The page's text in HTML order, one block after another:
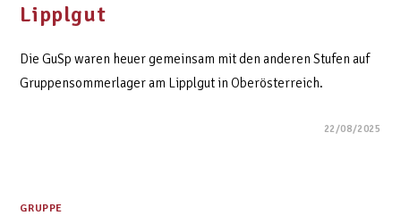
Lipplgut
Die GuSp waren heuer gemeinsam mit den anderen Stufen auf
Gruppensommerlager am Lipplgut in Oberösterreich.
22/08/2025
GRUPPE